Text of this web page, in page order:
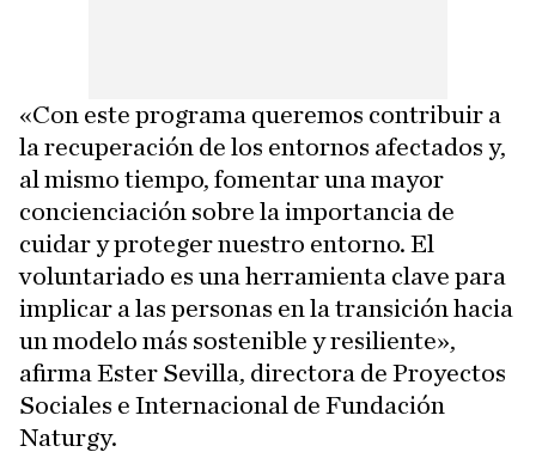
«Con este programa queremos contribuir a
la recuperación de los entornos afectados y,
al mismo tiempo, fomentar una mayor
concienciación sobre la importancia de
cuidar y proteger nuestro entorno. El
voluntariado es una herramienta clave para
implicar a las personas en la transición hacia
un modelo más sostenible y resiliente»,
afirma Ester Sevilla, directora de Proyectos
Sociales e Internacional de Fundación
Naturgy.